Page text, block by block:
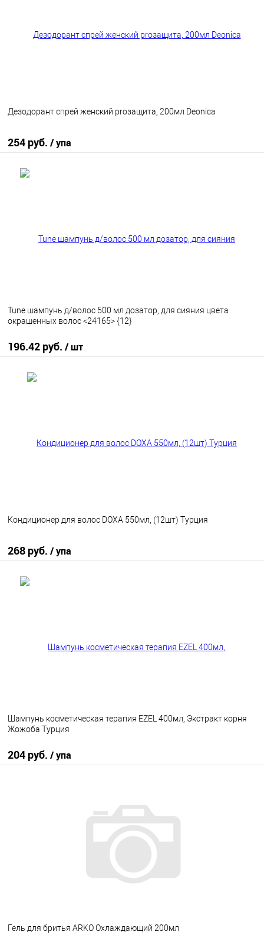
Дезодорант спрей женский proзащита, 200мл Deonica
254 руб. / упа
Tune шампунь д/волос 500 мл дозатор, для сияния цвета
окрашенных волос <24165> {12}
196.42 руб. / шт
Кондиционер для волос DOXA 550мл, (12шт) Турция
268 руб. / упа
Шампунь косметическая терапия EZEL 400мл, Экстракт корня
Жожоба Турция
204 руб. / упа
В наличии
Гель для бритья ARKO Охлаждающий 200мл